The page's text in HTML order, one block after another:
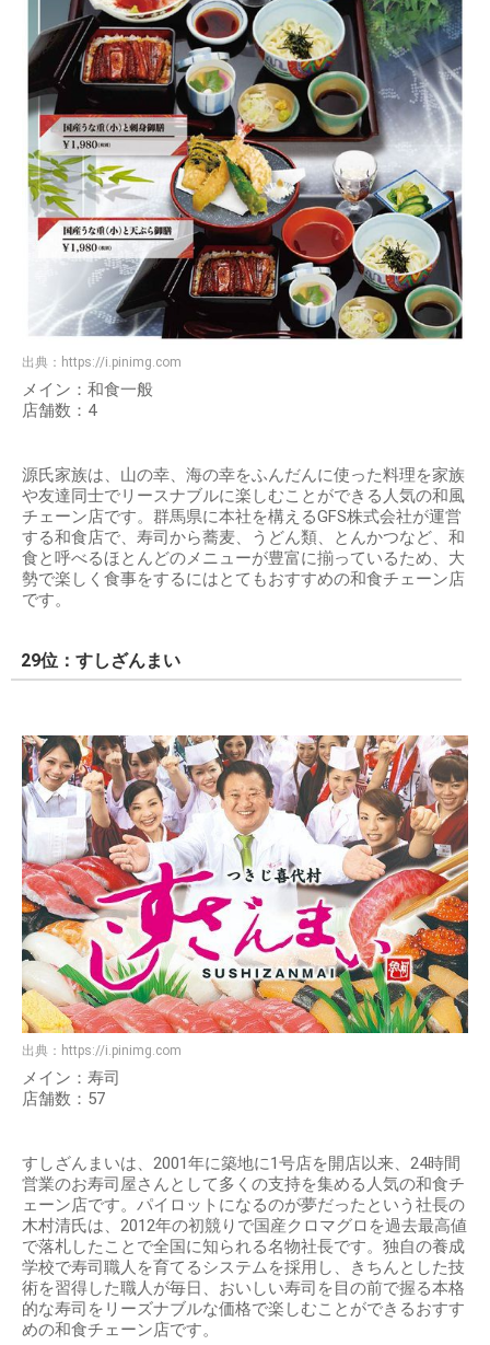
出典： https://i.pinimg.com
メイン：和食一般
店舗数：4
源氏家族は、山の幸、海の幸をふんだんに使った料理を家族
や友達同士でリースナブルに楽しむことができる人気の和風
チェーン店です。群馬県に本社を構えるGFS株式会社が運営
する和食店で、寿司から蕎麦、うどん類、とんかつなど、和
食と呼べるほとんどのメニューが豊富に揃っているため、大
勢で楽しく食事をするにはとてもおすすめの和食チェーン店
です。
29位：すしざんまい
出典： https://i.pinimg.com
メイン：寿司
店舗数：57
すしざんまいは、2001年に築地に1号店を開店以来、24時間
営業のお寿司屋さんとして多くの支持を集める人気の和食チ
ェーン店です。パイロットになるのが夢だったという社長の
木村清氏は、2012年の初競りで国産クロマグロを過去最高値
で落札したことで全国に知られる名物社長です。独自の養成
学校で寿司職人を育てるシステムを採用し、きちんとした技
術を習得した職人が毎日、おいしい寿司を目の前で握る本格
的な寿司をリーズナブルな価格で楽しむことができるおすす
めの和食チェーン店です。